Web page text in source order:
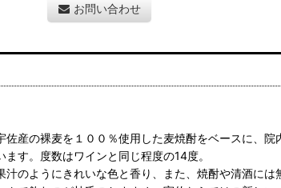
お問い合わせ
産の裸麦を１００％使用した麦焼酎をベースに、
す。度数はワインと同じ程度の14度。
のようにきれいな色と香り、また、焼酎や清酒に